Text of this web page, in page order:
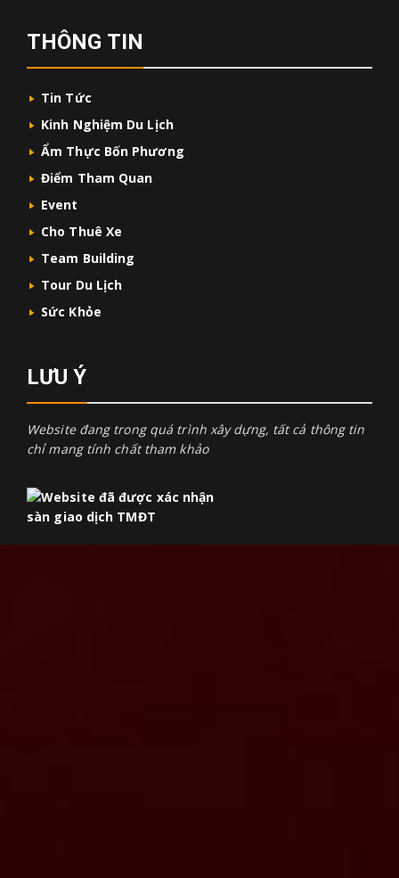
THÔNG TIN
Tin Tức
Kinh Nghiệm Du Lịch
Ẩm Thực Bốn Phương
Điểm Tham Quan
Event
Cho Thuê Xe
Team Building
Tour Du Lịch
Sức Khỏe
LƯU Ý
Website đang trong quá trình xây dựng, tất cả thông tin
chỉ mang tính chất tham khảo